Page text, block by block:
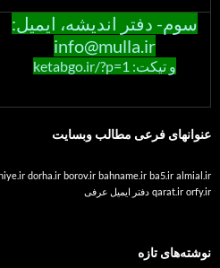
سوم- دفتر اندیشه، ایمیل:
info@mulla.ir
و تیکت: ketabgo.ir/?p=1
عنوانهای فرعی مطالب وبسایت
almial.ir
ba5.ir
bahname.ir
borov.ir
dorha.ir
orfy.ir
qarat.ir دفتر ایمیل عرفی
نوشته‌های تازه